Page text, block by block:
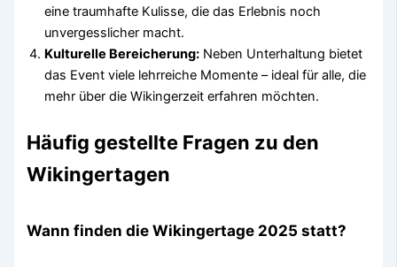
eine traumhafte Kulisse, die das Erlebnis noch
unvergesslicher macht.
Kulturelle Bereicherung: Neben Unterhaltung bietet
das Event viele lehrreiche Momente – ideal für alle, die
mehr über die Wikingerzeit erfahren möchten.
Häufig gestellte Fragen zu den
Wikingertagen
Wann finden die Wikingertage 2025 statt?